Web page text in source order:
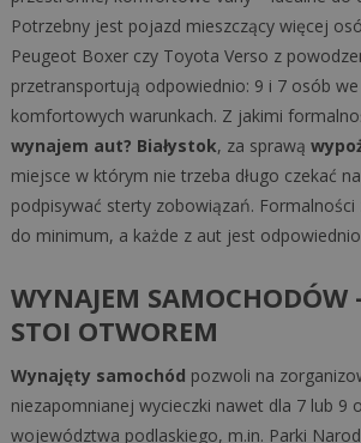
Potrzebny jest pojazd mieszczący więcej
Peugeot Boxer czy Toyota Verso z
przetransportują odpowiednio: 9 i 7 osób
komfortowych warunkach. Z jakimi
wynajem aut? Białystok, za sprawą
miejsce w którym nie trzeba długo czekać
podpisywać sterty zobowiązań. Formalności
do minimum, a każde z aut jest
WYNAJEM SAMOCHODÓW
STOI OTWOREM
Wynajęty samochód pozwoli na
niezapomnianej wycieczki nawet dla 7 lub 9
województwa podlaskiego, m.in. Parki